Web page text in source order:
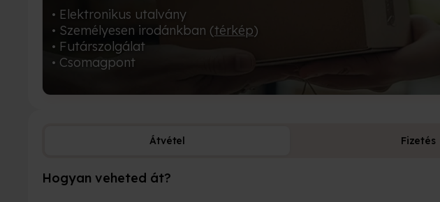
• Elektronikus utalvány
• Személyesen irodánkban (térkép)
• Futárszolgálat
• Csomagpont
Átvétel Fizetés
Hogyan veheted át?